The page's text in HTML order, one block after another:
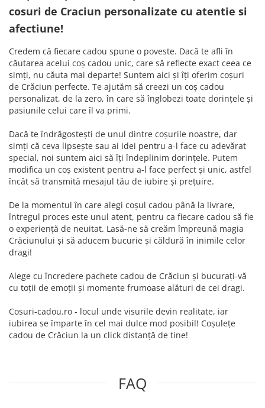
cosuri de Craciun personalizate cu atentie si
afectiune!
Credem că fiecare cadou spune o poveste. Dacă te afli în
căutarea acelui coș cadou unic, care să reflecte exact ceea ce
simți, nu căuta mai departe! Suntem aici și îți oferim coșuri
de Crăciun perfecte. Te ajutăm să creezi un coș cadou
personalizat, de la zero, în care să înglobezi toate dorințele și
pasiunile celui care îl va primi.
Dacă te îndrăgostești de unul dintre coșurile noastre, dar
simți că ceva lipsește sau ai idei pentru a-l face cu adevărat
special, noi suntem aici să îți îndeplinim dorințele. Putem
modifica un coș existent pentru a-l face perfect și unic, astfel
încât să transmită mesajul tău de iubire și prețuire.
De la momentul în care alegi coșul cadou până la livrare,
întregul proces este unul atent, pentru ca fiecare cadou să fie
o experiență de neuitat. Lasă-ne să creăm împreună magia
Crăciunului și să aducem bucurie și căldură în inimile celor
dragi!
Alege cu încredere pachete cadou de Crăciun și bucurați-vă
cu toții de emoții și momente frumoase alături de cei dragi.
Cosuri-cadou.ro - locul unde visurile devin realitate, iar
iubirea se împarte în cel mai dulce mod posibil! Coșulețe
cadou de Crăciun la un click distanță de tine!
FAQ